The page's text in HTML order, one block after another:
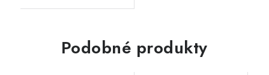
Podobné produkty